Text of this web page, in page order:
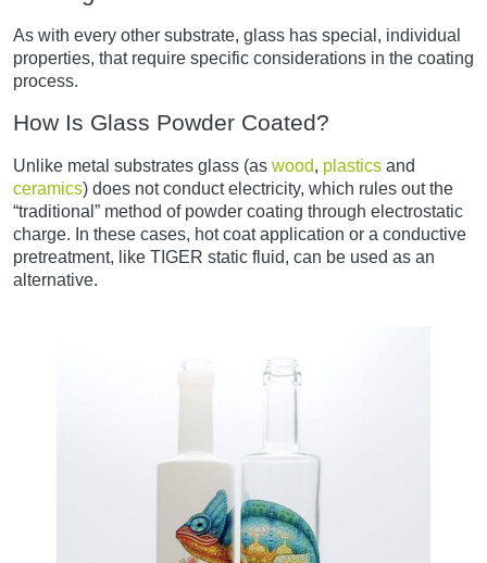
As with every other substrate, glass has special, individual
properties, that require specific considerations in the coating
process.
How Is Glass Powder Coated?
Unlike metal substrates glass (as wood, plastics and
ceramics) does not conduct electricity, which rules out the
“traditional” method of powder coating through electrostatic
charge. In these cases, hot coat application or a conductive
pretreatment, like TIGER static fluid, can be used as an
alternative.